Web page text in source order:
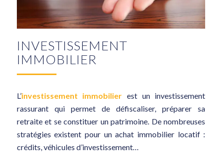
INVESTISSEMENT
IMMOBILIER
L’investissement immobilier est un investissement
rassurant qui permet de défiscaliser, préparer sa
retraite et se constituer un patrimoine. De nombreuses
stratégies existent pour un achat immobilier locatif :
crédits, véhicules d’investissement…